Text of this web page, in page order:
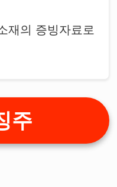
재의 증빙자료로
주